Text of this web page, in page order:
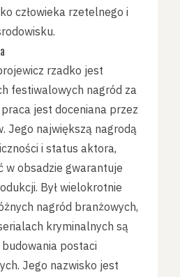
człowieka rzetelnego i
rzadko jest
festiwalowych nagród za
jest doceniana przez
Jego największą nagrodą
i status aktora,
w obsadzie gwarantuje
Był wielokrotnie
nagród branżowych,
kryminalnych są
postaci
Jego nazwisko jest